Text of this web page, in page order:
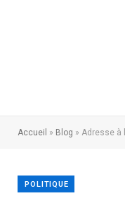
Accueil » Blog » Adresse à la
POLITIQUE